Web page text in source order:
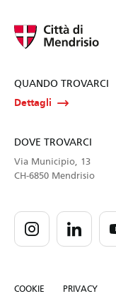
QUANDO TROVARCI
Dettagli
DOVE TROVARCI
Via Municipio, 13
CH-6850 Mendrisio
COOKIE PRIVACY